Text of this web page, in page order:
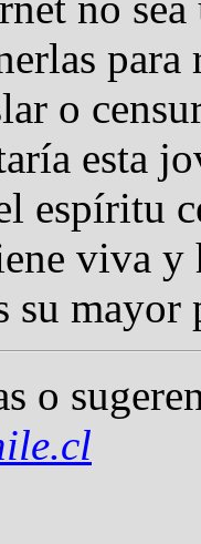
o
esta
espíritu
viva y
su mayor
o